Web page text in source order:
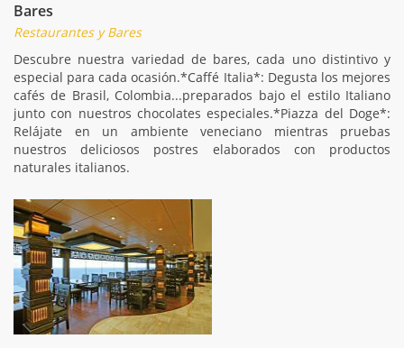
Bares
Restaurantes y Bares
Descubre nuestra variedad de bares, cada uno distintivo y
especial para cada ocasión.*Caffé Italia*: Degusta los mejores
cafés de Brasil, Colombia...preparados bajo el estilo Italiano
junto con nuestros chocolates especiales.*Piazza del Doge*:
Relájate en un ambiente veneciano mientras pruebas
nuestros deliciosos postres elaborados con productos
naturales italianos.